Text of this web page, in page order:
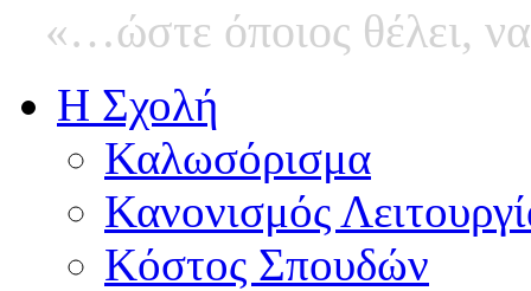
«…ώστε όποιος θέλει,
Η Σχολή
Καλωσόρισμα
Κανονισμός
Κόστος Σπουδών